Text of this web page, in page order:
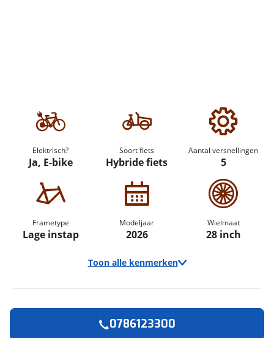
Elektrisch?
Ja, E-bike
Soort fiets
Hybride fiets
Aantal versnellingen
5
Frametype
Lage instap
Modeljaar
2026
Wielmaat
28 inch
Toon alle kenmerken
0786123300
nu!